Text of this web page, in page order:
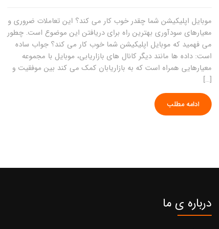
موبایل اپلیکیشن شما چقدر خوب کار می کند؟ این تعاملات ضروری و
معیارهای سودآوری بهترین راه برای دریافتن این موضوع است. چطور
می فهمید که موبایل اپلیکیشن شما خوب کار می کند؟ جواب ساده
است: داده ها مانند دیگر کانال های بازاریابی، موبایل با مجموعه
معیارهایی همراه است که به بازاریابان کمک می کند بین موفقیت و
[…]
ادامه مطلب
درباره ی ما